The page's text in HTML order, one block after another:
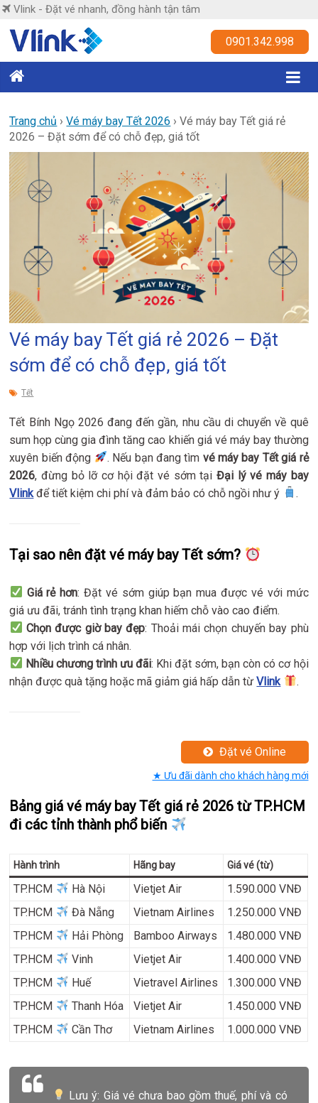
Skip
content
Vlink - Đặt vé nhanh, đồng hành tận tâm
Vlink
nhanh,
đồng
hành
tận
tâm
0901.342.998
Trang chủ ›Vé máy bay Tết 2026 ›Vé máy bay Tết giá rẻ
2026 – Đặt sớm để có chỗ đẹp, giá tốt
Vé máy bay Tết giá rẻ 2026 – Đặt
sớm để có chỗ đẹp, giá tốt
Tết
Tết Bính Ngọ 2026 đang đến gần, nhu cầu di chuyển về quê
sum họp cùng gia đình tăng cao khiến giá vé máy bay thường
xuyên biến động
. Nếu bạn đang tìm vé máy bay Tết giá rẻ
2026, đừng bỏ lỡ cơ hội đặt vé sớm tại Đại lý vé máy bay
Vlink để tiết kiệm chi phí và đảm bảo có chỗ ngồi như ý .
Tại sao nên đặt vé máy bay Tết sớm?
Giá rẻ hơn: Đặt vé sớm giúp bạn mua được vé với mức
giá ưu đãi, tránh tình trạng khan hiếm chỗ vào cao điểm.
Chọn được giờ bay đẹp: Thoải mái chọn chuyến bay phù
hợp với lịch trình cá nhân.
Nhiều chương trình ưu đãi: Khi đặt sớm, bạn còn có cơ hội
nhận được quà tặng hoặc mã giảm giá hấp dẫn từVlink .
Đặt vé Online
★ Ưu đãi dành cho khách hàng mới
Bảng giá vé máy bay Tết giá rẻ 2026 từ TP.HCM
đi các tỉnh thành phổ biến
Hành trình Hãng bay Giá vé (từ)
TP.HCM Hà Nội Vietjet Air
1.590.000 VNĐ
TP.HCM
Đà Nẵng Vietnam Airlines
1.250.000 VNĐ
TP.HCM
Hải Phòng Bamboo Airways
1.480.000 VNĐ
TP.HCM
Vinh Vietjet Air
1.400.000 VNĐ
TP.HCM
Huế Vietravel Airlines
1.300.000 VNĐ
TP.HCM
Thanh Hóa Vietjet Air
1.450.000 VNĐ
TP.HCM
Cần Thơ Vietnam Airlines 1.000.000 VNĐ
Lưu ý: Giá vé chưa bao gồm thuế, phí và có